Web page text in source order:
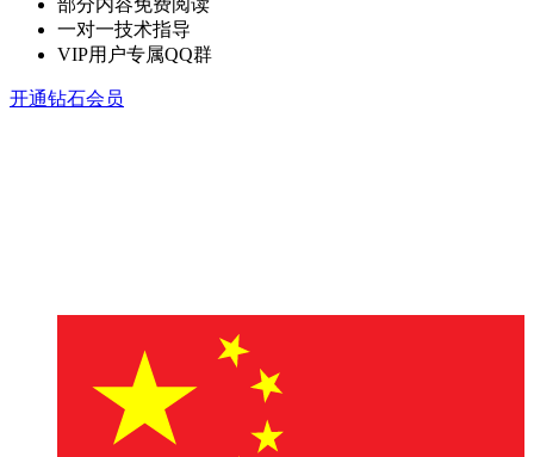
部分内容免费阅读
一对一技术指导
VIP用户专属QQ群
开通钻石会员